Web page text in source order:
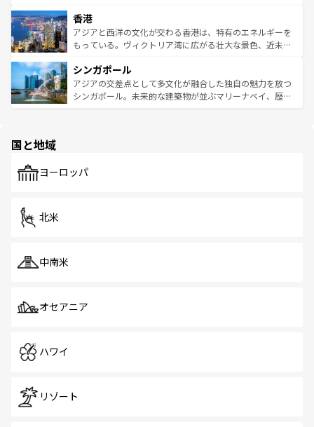
とつ。フォーやバインミー、ベトナムコーヒーなどは、ぜ
ひ現地で味わいたい。どの地域を訪れてもあたたかい人々
が旅行者を迎えてくれるので、きっと忘れられない旅にな
参照してほしい。
の活気が交差している。北部ではチェンマイなどの山岳地
帯で自然と触れ合い、南部ではプーケットやクラビの美し
いビーチでリゾート気分を楽しむことができる。タイ料理
激する。気候は一年中温暖で、どの季節にも異なる楽しみ
が待っている。親しみやすいタイの人々、仏教を中心とし
た文化、そして多様な観光資源が、訪れる旅人を魅了し続
香港
アジアと西洋の文化が交わる香港は、特有のエネルギーを
もっている。ヴィクトリア湾に広がる壮大な景色、近未来
み、どこを訪れても感動するはず。観光スポットが密集し
ており、効率よく見どころを回れるのも魅力。息をのむよ
うな絶景から文化的な体験まで、香港を存分に楽しみ尽く
シンガポール
アジアの交差点として多文化が融合した独自の魅力を放つ
シンガポール。未来的な建築物が並ぶマリーナベイ、歴史
で、ホーカーズは地元の風情を楽しめる外せないスポット
国と地域
ヨーロッパ
北米
中南米
オセアニア
ハワイ
リゾート